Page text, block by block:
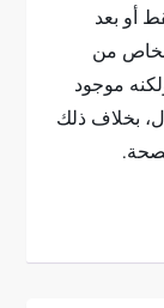
أو بعد
من
موجود
بخلاف ذلك